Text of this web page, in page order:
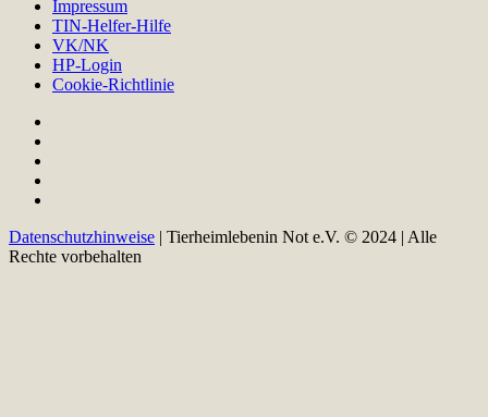
Impressum
TIN-Helfer-Hilfe
VK/NK
HP-Login
Cookie-Richtlinie
Datenschutzhinweise | Tierheimlebenin Not e.V. © 2024 | Alle
Rechte vorbehalten